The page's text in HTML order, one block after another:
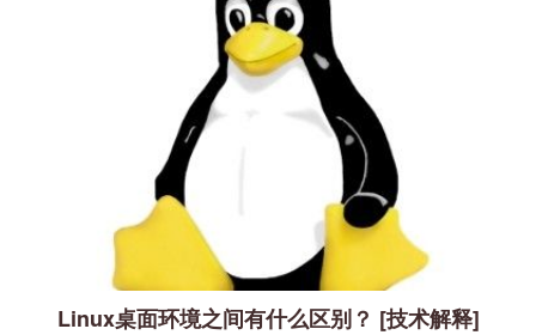
Linux桌面环境之间有什么区别？ [技术解释]